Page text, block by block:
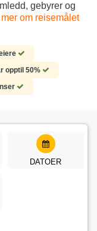
gebyrer og
mer om reisemålet
opptil 50%
DATOER